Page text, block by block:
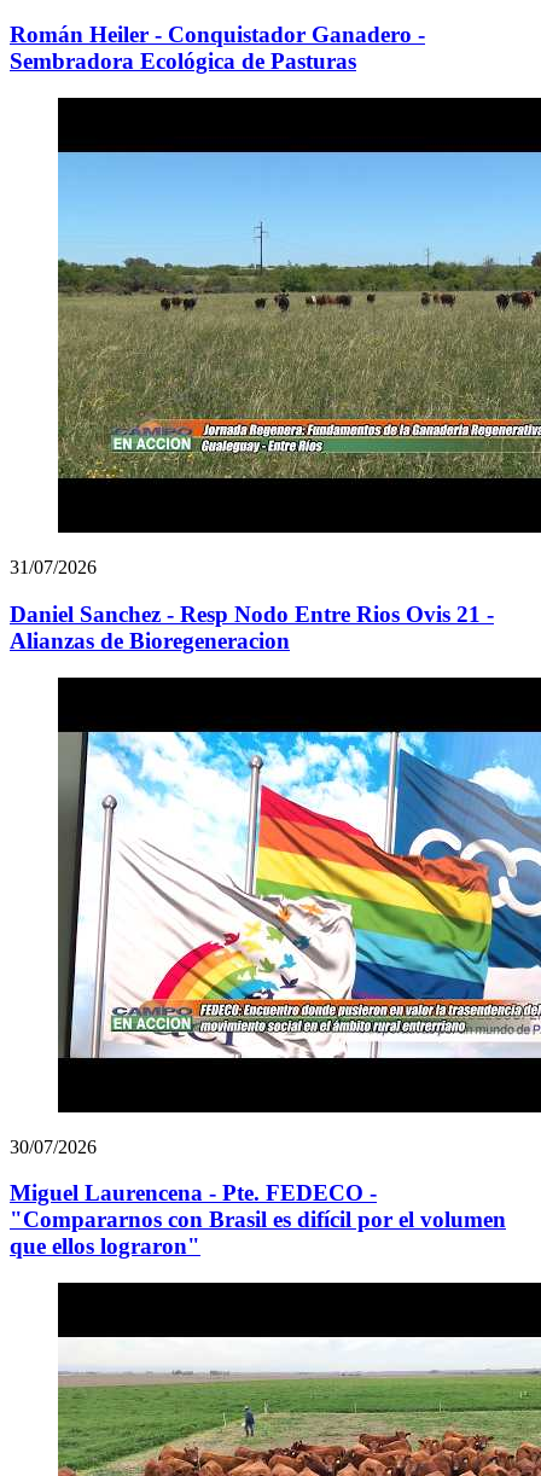
Román Heiler - Conquistador Ganadero -
Sembradora Ecológica de Pasturas
31/07/2026
Daniel Sanchez - Resp Nodo Entre Rios Ovis 21 -
Alianzas de Bioregeneracion
30/07/2026
Miguel Laurencena - Pte. FEDECO -
"Compararnos con Brasil es difícil por el volumen
que ellos lograron"